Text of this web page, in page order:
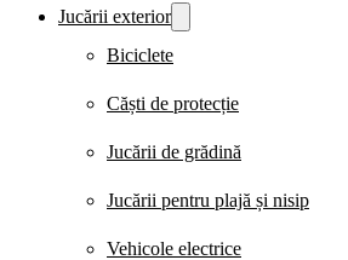
Jucării exterior
Biciclete
Căști de protecție
Jucării de grădină
Jucării pentru plajă și nisip
Vehicole electrice